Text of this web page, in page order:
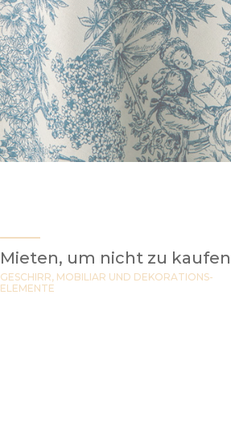
Mieten, um nicht zu kaufen
GESCHIRR, MOBILIAR UND DEKORATIONS-
ELEMENTE